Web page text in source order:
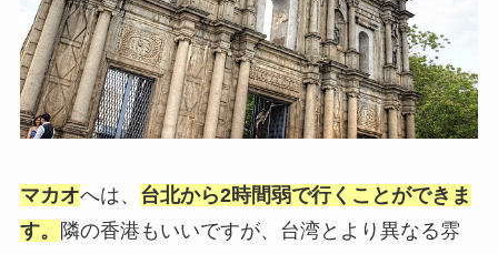
マカオへは、 台北から2時間弱で行くことができま
す。
隣の香港もいいですが、台湾とより異なる雰